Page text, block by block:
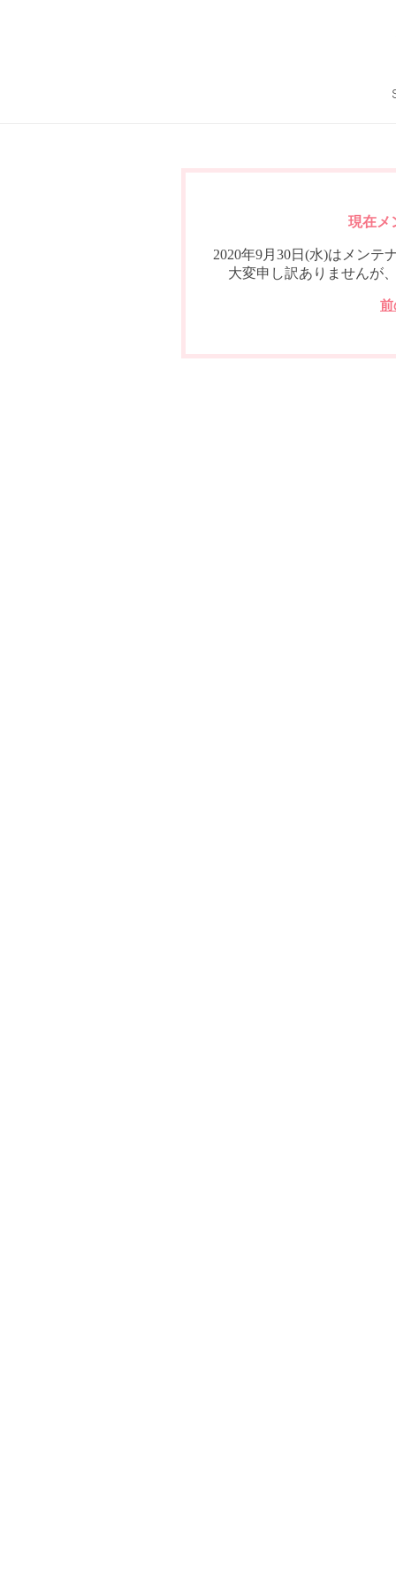
現在メ
2020年9月30日(水)はメンテ
大変申し訳ありませんが
前